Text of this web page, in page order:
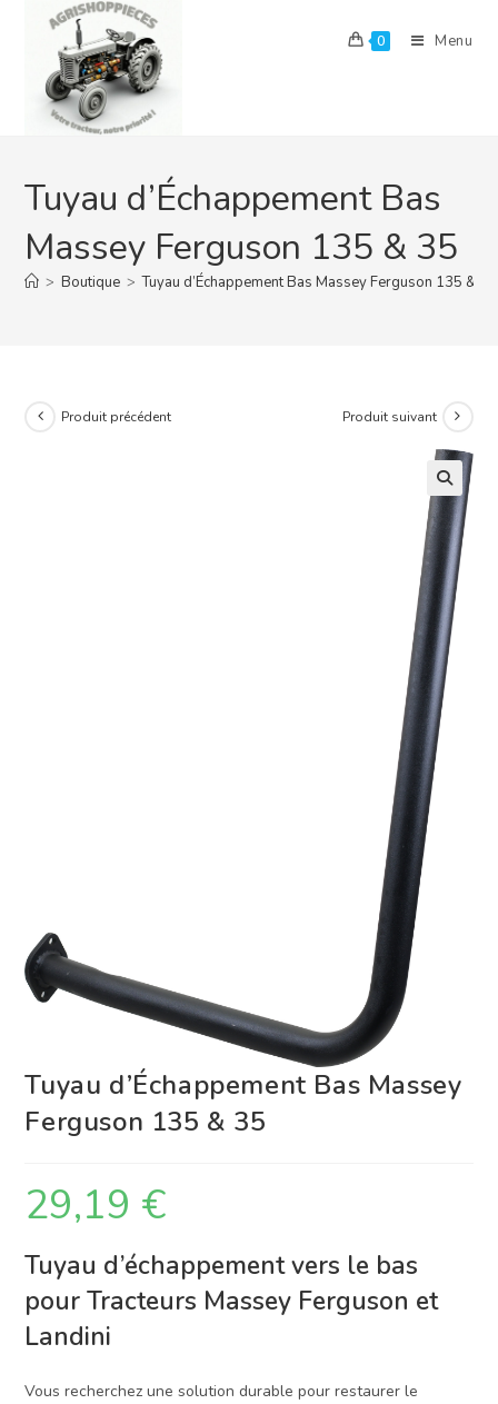
content
0 Menu
Tuyau d’Échappement Bas
Massey Ferguson 135 & 35
> Boutique > Tuyau d’Échappement Bas Massey Ferguson 135 & 35
Produit précédent Produit suivant
Tuyau d’Échappement Bas Massey
Ferguson 135 & 35
29,19 €
Tuyau d’échappement vers le bas
pour Tracteurs Massey Ferguson et
Landini
Vous recherchez une solution durable pour restaurer le